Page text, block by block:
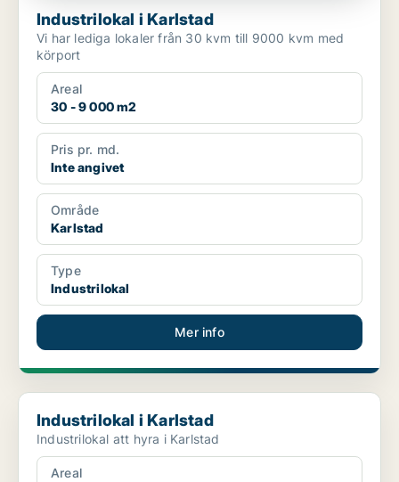
Industrilokal i Karlstad
Vi har lediga lokaler från 30 kvm till 9000 kvm med
körport
Areal
30 - 9 000 m2
Pris pr. md.
Inte angivet
Område
Karlstad
Type
Industrilokal
Mer info
Industrilokal i Karlstad
Industrilokal i Karlstad
Industrilokal att hyra i Karlstad
Areal